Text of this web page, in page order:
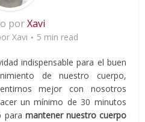
porXavi
Xavi 5 min read
indispensable para el buen
de nuestro cuerpo,
mejor con nosotros
un mínimo de 30 minutos
para mantener nuestro cuerpo